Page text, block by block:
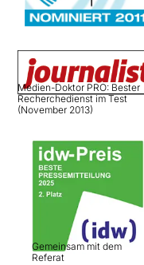
Medien-Doktor PRO: Bester
Recherchedienst im Test
(November 2013)
Gemeinsam mit dem
Referat